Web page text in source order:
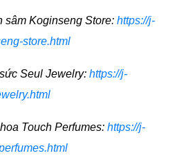
sâm Koginseng Store: https://j-
store.html
Seul Jewelry: https://j-
Touch Perfumes: https://j-